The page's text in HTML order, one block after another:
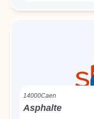
14000Caen
Asphalte